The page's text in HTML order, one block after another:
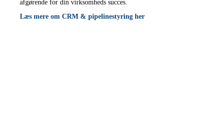
afgørende for din virksomheds succes.
Læs mere om CRM & pipelinestyring her